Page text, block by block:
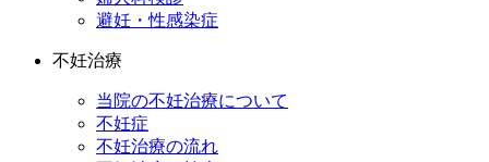
避妊・性感染症
不妊治療
当院の不妊治療について
不妊症
不妊治療の流れ